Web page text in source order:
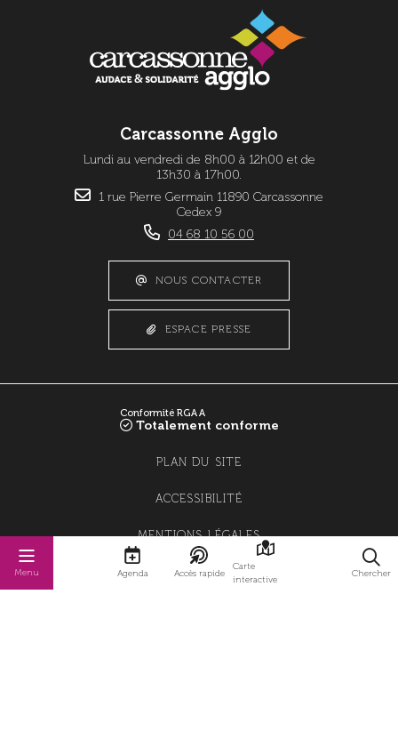
Menu Agenda Accès rapide
Carte
interactive
Chercher
Carcassonne Agglo
Lundi au vendredi de 8h00 à 12h00 et de
13h30 à 17h00.
1 rue Pierre Germain 11890 Carcassonne
Cedex 9
04 68 10 56 00
NOUS CONTACTER
ESPACE PRESSE
Conformité RGAA
Totalement conforme
PLAN DU SITE
ACCESSIBILITÉ
MENTIONS LÉGALES
POLITIQUE DE CONFIDENTIALITÉ